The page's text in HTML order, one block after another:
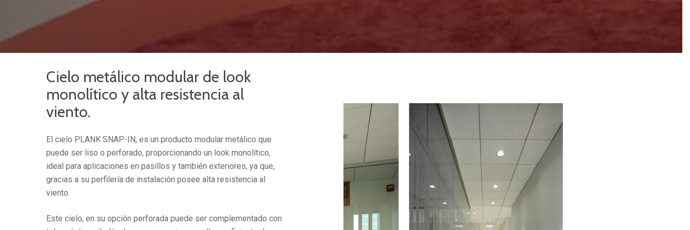
Cielo metálico modular de look
monolítico y alta resistencia al
viento.
El cielo PLANK SNAP-IN, es un producto modular metálico que
puede ser liso o perforado, proporcionando un look monolítico,
ideal para aplicaciones en pasillos y también exteriores, ya que,
gracias a su perfilería de instalación posee alta resistencia al
viento.
Este cielo, en su opción perforada puede ser complementado con